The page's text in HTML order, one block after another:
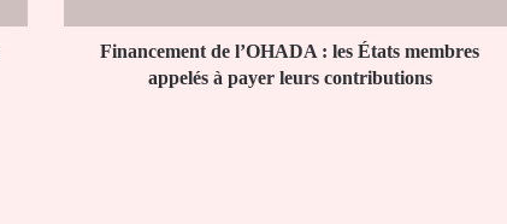
à
Financement de l’OHADA : les États membres
appelés à payer leurs contributions